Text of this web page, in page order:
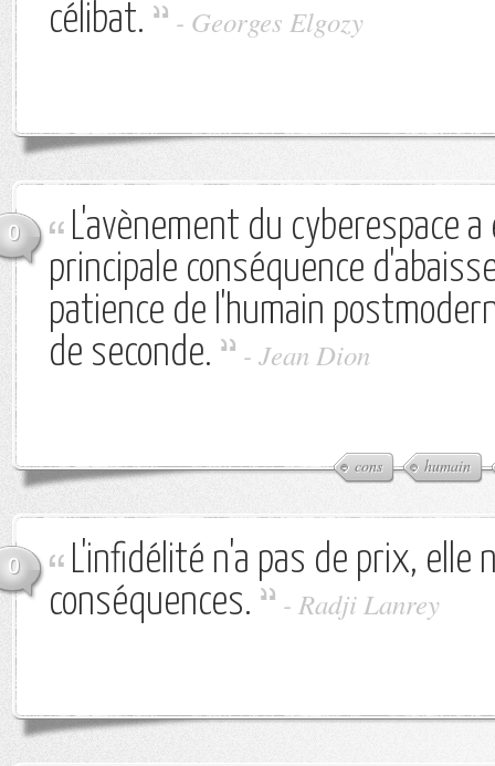
célibat.
- Georges Elgozy
0
L'avènement du cyberespace
principale conséquence
patience de l'humain
de seconde.
- Jean Dion
cons humain
0
L'infidélité n'a pas de prix, elle
conséquences.
- Radji Lanrey